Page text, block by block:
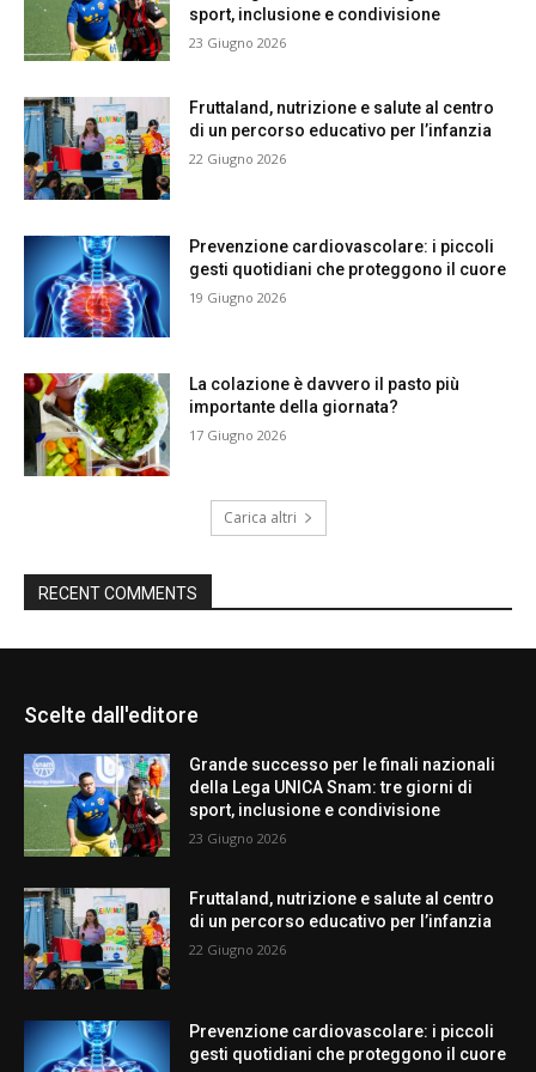
sport, inclusione e condivisione
23 Giugno 2026
Fruttaland, nutrizione e salute al centro
di un percorso educativo per l’infanzia
22 Giugno 2026
Prevenzione cardiovascolare: i piccoli
gesti quotidiani che proteggono il cuore
19 Giugno 2026
La colazione è davvero il pasto più
importante della giornata?
17 Giugno 2026
Carica altri
RECENT COMMENTS
Scelte dall'editore
Grande successo per le finali nazionali
della Lega UNICA Snam: tre giorni di
sport, inclusione e condivisione
23 Giugno 2026
Fruttaland, nutrizione e salute al centro
di un percorso educativo per l’infanzia
22 Giugno 2026
Prevenzione cardiovascolare: i piccoli
gesti quotidiani che proteggono il cuore